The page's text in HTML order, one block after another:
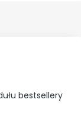
bestsellery